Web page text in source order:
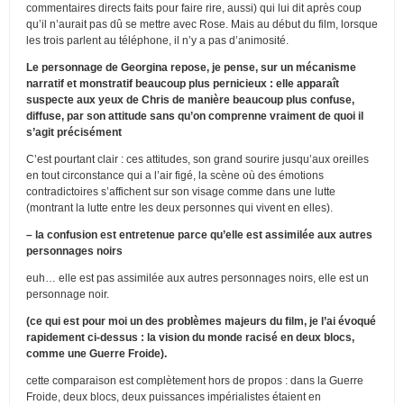
commentaires directs faits pour faire rire, aussi) qui lui dit après coup
qu’il n’aurait pas dû se mettre avec Rose. Mais au début du film, lorsque
les trois parlent au téléphone, il n’y a pas d’animosité.
Le personnage de Georgina repose, je pense, sur un mécanisme
narratif et monstratif beaucoup plus pernicieux : elle apparaît
suspecte aux yeux de Chris de manière beaucoup plus confuse,
diffuse, par son attitude sans qu’on comprenne vraiment de quoi il
s’agit précisément
C’est pourtant clair : ces attitudes, son grand sourire jusqu’aux oreilles
en tout circonstance qui a l’air figé, la scène où des émotions
contradictoires s’affichent sur son visage comme dans une lutte
(montrant la lutte entre les deux personnes qui vivent en elles).
– la confusion est entretenue parce qu’elle est assimilée aux autres
personnages noirs
euh… elle est pas assimilée aux autres personnages noirs, elle est un
personnage noir.
(ce qui est pour moi un des problèmes majeurs du film, je l’ai évoqué
rapidement ci-dessus : la vision du monde racisé en deux blocs,
comme une Guerre Froide).
cette comparaison est complètement hors de propos : dans la Guerre
Froide, deux blocs, deux puissances impérialistes étaient en